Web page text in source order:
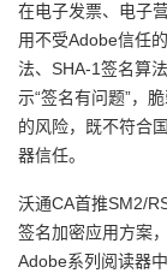
在电子发票、电子
用不受Adobe信任
法、SHA-1签名算
示“签名有问题”，
的风险，既不符合
器信任。
沃通CA首推SM2/
签名加密应用方案
Adobe系列阅读器